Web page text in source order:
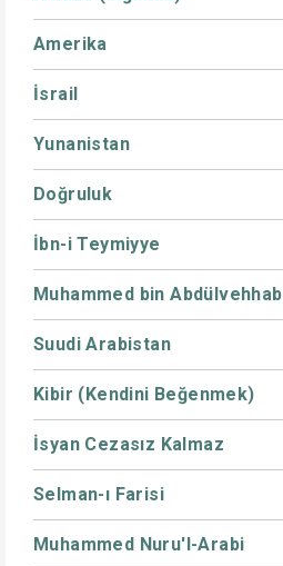
Amerika
İsrail
Yunanistan
Doğruluk
İbn-i Teymiyye
Muhammed bin Abdülvehhab
Suudi Arabistan
Kibir (Kendini Beğenmek)
İsyan Cezasız Kalmaz
Selman-ı Farisi
Muhammed Nuru'l-Arabi